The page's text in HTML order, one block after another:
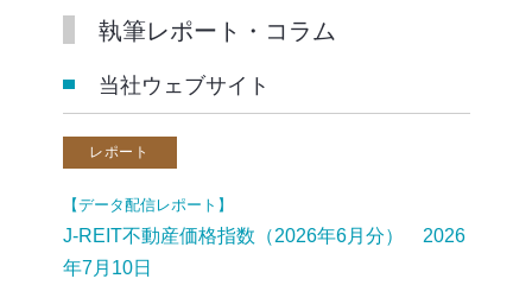
執筆レポート・コラム
当社ウェブサイト
レポート
【データ配信レポート】
J-REIT不動産価格指数（2026年6月分） 2026
年7月10日